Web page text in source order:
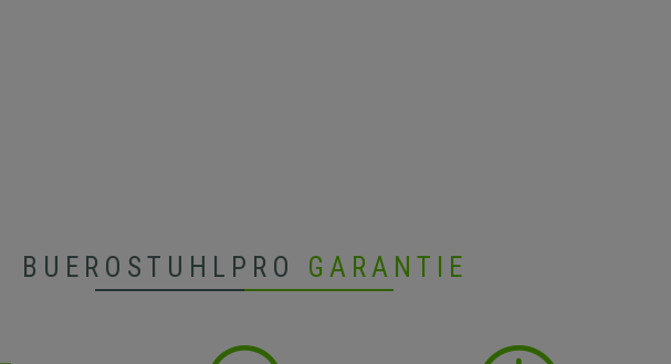
BUEROSTUHLPRO GARANTIE